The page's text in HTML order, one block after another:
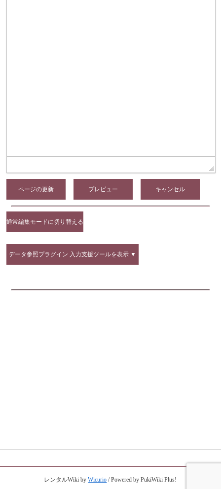
ページの更新
通常編集モードに切り替える
データ参照プラグイン 入力支援ツールを表示 ▼
レンタルWiki byWicurio / Powered by PukiWiki Plus!